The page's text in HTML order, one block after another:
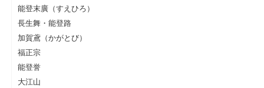
能登末廣（すえひろ）
長生舞・能登路
加賀鳶（かがとび）
福正宗
能登誉
大江山